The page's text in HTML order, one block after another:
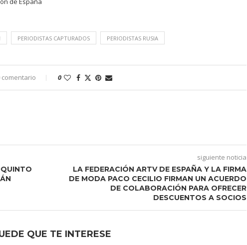
PERIODISTAS CAPTURADOS PERIODISTAS RUSIA
comentario 0
siguiente noticia
LA FEDERACIÓN ARTV DE ESPAÑA Y LA FIRMA
DE MODA PACO CECILIO FIRMAN UN ACUERDO
DE COLABORACIÓN PARA OFRECER
DESCUENTOS A SOCIOS
QUE TE INTERESE